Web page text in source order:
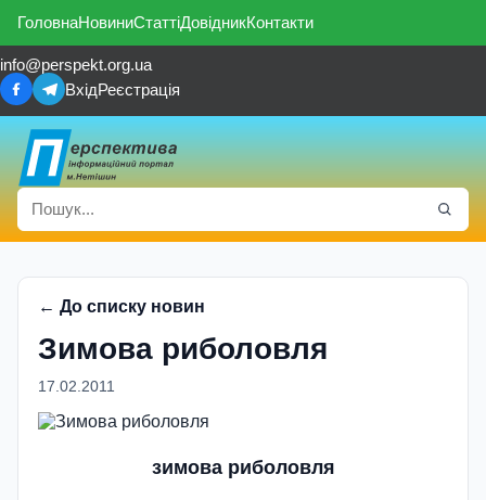
ГоловнаНовиниСтаттіДовідникКонтакти
info@perspekt.org.ua
ВхідРеєстрація
← До списку новин
Зимова риболовля
17.02.2011
зимова риболовля